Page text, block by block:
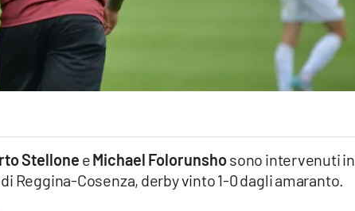
Stellone eMichael Folorunshosono intervenuti in
Reggina-Cosenza, derby vinto 1-0 dagli amaranto.